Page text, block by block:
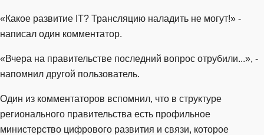
«Какое развитие IT? Трансляцию наладить не могут!» -
написал один комментатор.
«Вчера на правительстве последний вопрос отрубили...», -
напомнил другой пользователь.
Один из комментаторов вспомнил, что в структуре
регионального правительства есть профильное
министерство цифрового развития и связи, которое